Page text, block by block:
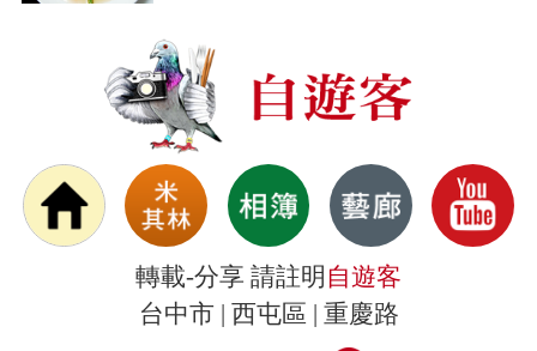
轉載-分享 請註明 自遊客
台中市 | 西屯區 | 重慶路